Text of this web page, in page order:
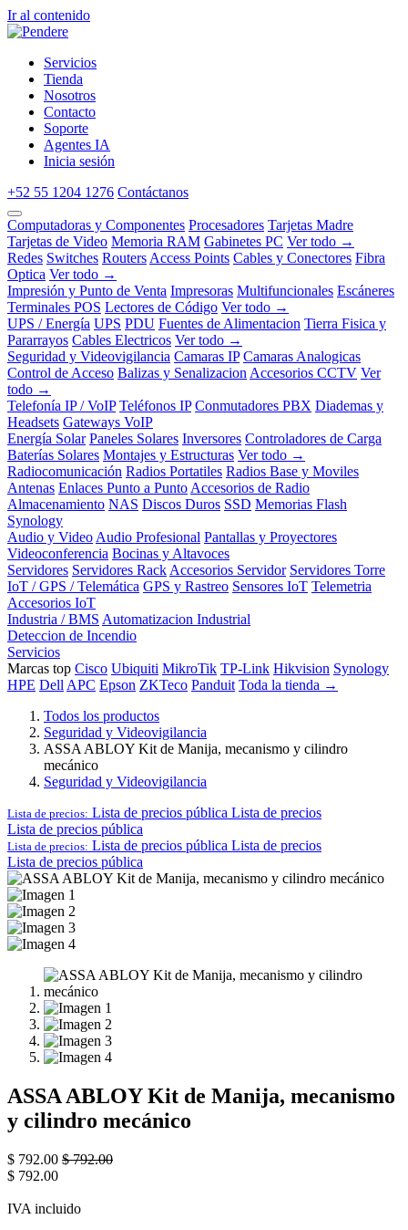
Ir al contenido
Servicios
Tienda
Nosotros
Contacto
Soporte
Agentes IA
Inicia sesión
+52 55 1204 1276 Contáctanos
Computadoras y Componentes Procesadores Tarjetas Madre
Tarjetas de Video Memoria RAM Gabinetes PC Ver todo →
Redes Switches Routers Access Points Cables y Conectores Fibra
Optica Ver todo →
Impresión y Punto de Venta Impresoras Multifuncionales Escáneres
Terminales POS Lectores de Código Ver todo →
UPS / Energía UPS PDU Fuentes de Alimentacion Tierra Fisica y
Pararrayos Cables Electricos Ver todo →
Seguridad y Videovigilancia Camaras IP Camaras Analogicas
Control de Acceso Balizas y Senalizacion Accesorios CCTV Ver
todo →
Telefonía IP / VoIP Teléfonos IP Conmutadores PBX Diademas y
Headsets Gateways VoIP
Energía Solar Paneles Solares Inversores Controladores de Carga
Baterías Solares Montajes y Estructuras Ver todo →
Radiocomunicación Radios Portatiles Radios Base y Moviles
Antenas Enlaces Punto a Punto Accesorios de Radio
Almacenamiento NAS Discos Duros SSD Memorias Flash
Synology
Audio y Video Audio Profesional Pantallas y Proyectores
Videoconferencia Bocinas y Altavoces
Servidores Servidores Rack Accesorios Servidor Servidores Torre
IoT / GPS / Telemática GPS y Rastreo Sensores IoT Telemetria
Accesorios IoT
Industria / BMS Automatizacion Industrial
Deteccion de Incendio
Servicios
Marcas top Cisco Ubiquiti MikroTik TP-Link Hikvision Synology
HPE Dell APC Epson ZKTeco Panduit Toda la tienda →
Todos los productos
Seguridad y Videovigilancia
ASSA ABLOY Kit de Manija, mecanismo y cilindro
mecánico
Seguridad y Videovigilancia
Lista de precios: Lista de precios pública Lista de precios
Lista de precios pública
Lista de precios: Lista de precios pública Lista de precios
Lista de precios pública
ASSA ABLOY Kit de Manija, mecanismo
y cilindro mecánico
$ 792.00 $792.00
$ 792.00
IVA incluido